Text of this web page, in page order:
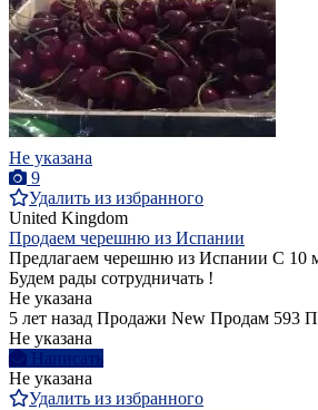
Не указана
9
Удалить из избранного
United Kingdom
Продаем черешню из Испании
Предлагаем черешню из Испании С 10
Будем рады сотрудничать !
Не указана
5 лет назад Продажи New Продам 593
Не указана
Написать
Не указана
Удалить из избранного